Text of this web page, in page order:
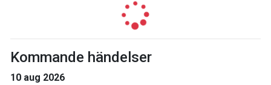
Kommande händelser
10 aug 2026